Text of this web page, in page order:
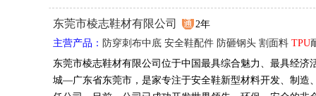
东莞市棱志鞋材有限公司
2年
主营产品： 防穿刺布中底 安全鞋配件 防砸钢头 割面料 TPU
东莞市棱志鞋材有限公司位于中国最具综合魅力、最具经济
城—广东省东莞市，是家专注于安全鞋新型材料开发、制造